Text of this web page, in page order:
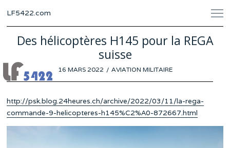
LF5422.com
Des hélicoptères H145 pour la REGA
suisse
POSTED
16 MARS 2022 12AVIATION MILITAIRE
http://psk.blog.24heures.ch/archive/2022/03/11/la-rega-
commande-9-helicopteres-h145%C2%A0-872667.html